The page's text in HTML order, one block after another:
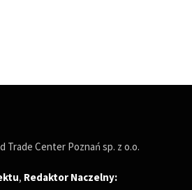
Trade Center Poznań sp. z o.o.
, Redaktor Naczelny: